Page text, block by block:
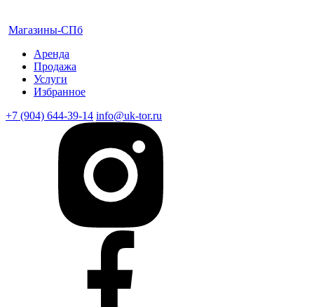
Магазины-СПб
Аренда
Продажа
Услуги
Избранное
+7 (904) 644-39-14 info@uk-tor.ru